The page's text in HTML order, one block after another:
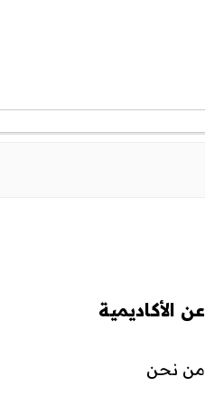
عن الأكاديمية
من نحن